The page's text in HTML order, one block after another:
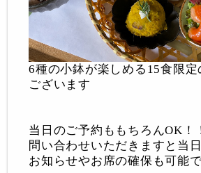
6種の小鉢が楽しめる15食限定
ございます
当日のご予約ももちろんOK！
問い合わせいただきますと当
お知らせやお席の確保も可能で